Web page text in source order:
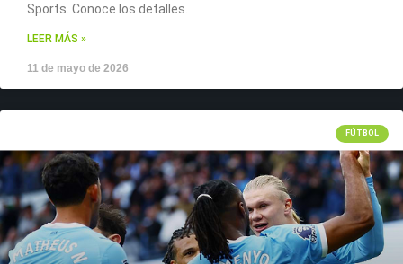
Sports. Conoce los detalles.
LEER MÁS »
11 de mayo de 2026
FÚTBOL